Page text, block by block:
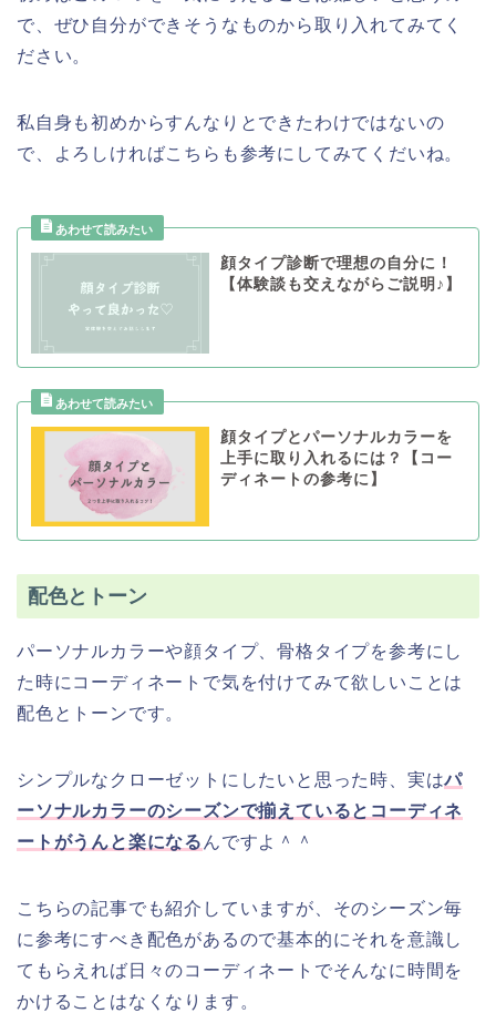
で、ぜひ自分ができそうなものから取り入れてみてく
ださい。
私自身も初めからすんなりとできたわけではないの
で、よろしければこちらも参考にしてみてくだいね。
顔タイプ診断で理想の自分に！
【体験談も交えながらご説明♪】
顔タイプとパーソナルカラーを
上手に取り入れるには？【コー
ディネートの参考に】
配色とトーン
パーソナルカラーや顔タイプ、骨格タイプを参考にし
た時にコーディネートで気を付けてみて欲しいことは
配色とトーンです。
シンプルなクローゼットにしたいと思った時、実はパ
ーソナルカラーのシーズンで揃えているとコーディネ
ートがうんと楽になる んですよ＾＾
こちらの記事でも紹介していますが、そのシーズン毎
に参考にすべき配色があるので基本的にそれを意識し
てもらえれば日々のコーディネートでそんなに時間を
かけることはなくなります。